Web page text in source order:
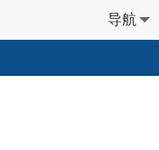
导航